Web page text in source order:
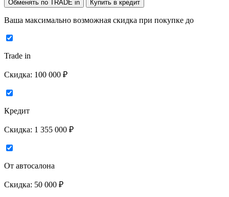
Обменять по TRADE in Купить в кредит
Ваша максимально возможная скидка при покупке до
Trade in
Скидка: 100 000 ₽
Кредит
Скидка: 1 355 000 ₽
От автосалона
Скидка: 50 000 ₽